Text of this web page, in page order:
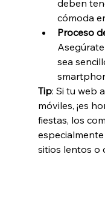
deben
cómoda
Proceso
sea
Tip: Si tu web
móviles, ¡es
fiestas, los
sitios lentos o